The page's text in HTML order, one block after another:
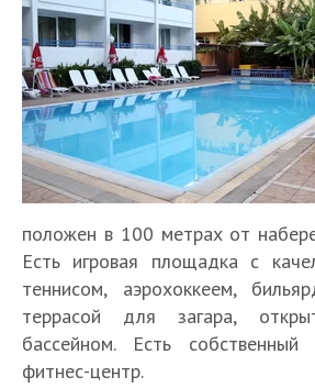
положен в 100 метрах от
Есть игровая площадка с
теннисом, аэрохоккеем,
террасой для загара,
бассейном. Есть
фитнес-центр.